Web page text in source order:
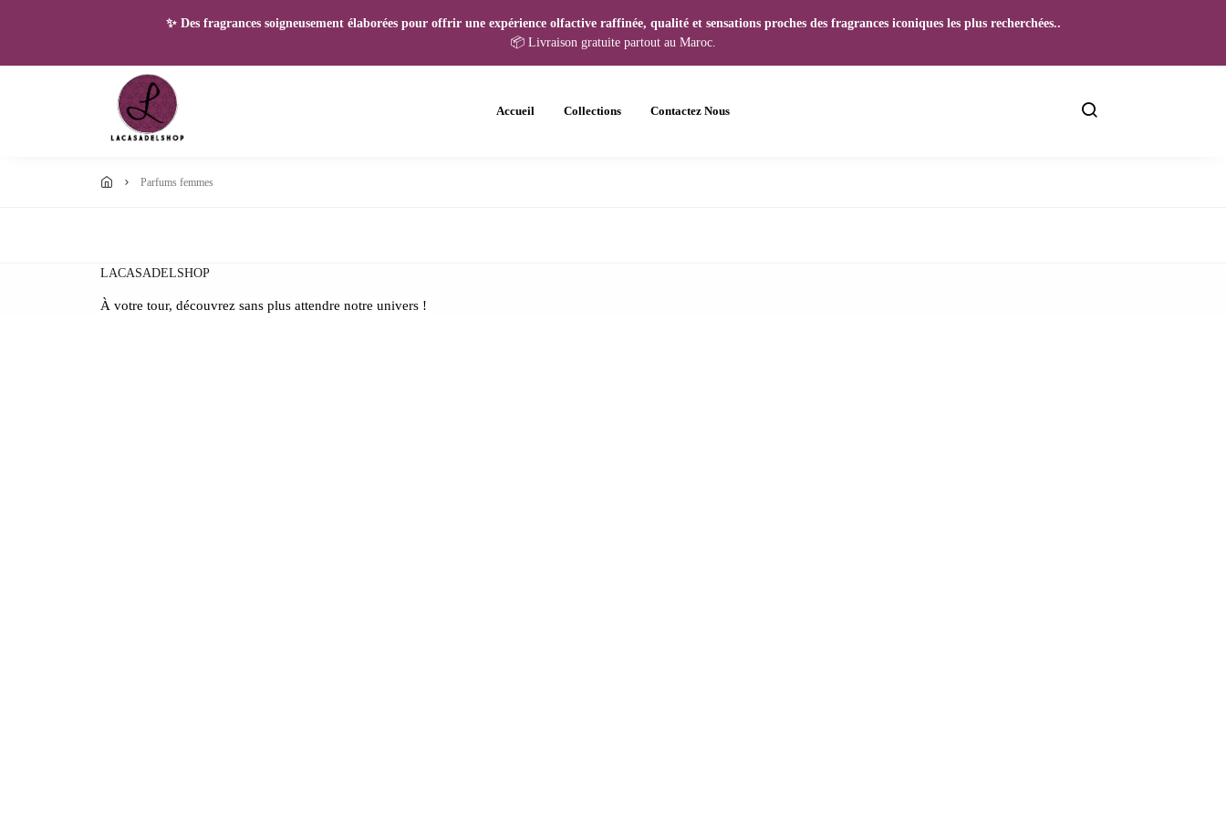
✨ Des fragrances soigneusement élaborées pour offrir une expérience olfactive raffinée, qualité et sensations proches des fragrances iconiques les plus recherchées..
📦 Livraison gratuite partout au Maroc.
Accueil Collections Contactez Nous
parfums femmes
LACASADELSHOP
À votre tour, découvrez sans plus attendre notre univers !